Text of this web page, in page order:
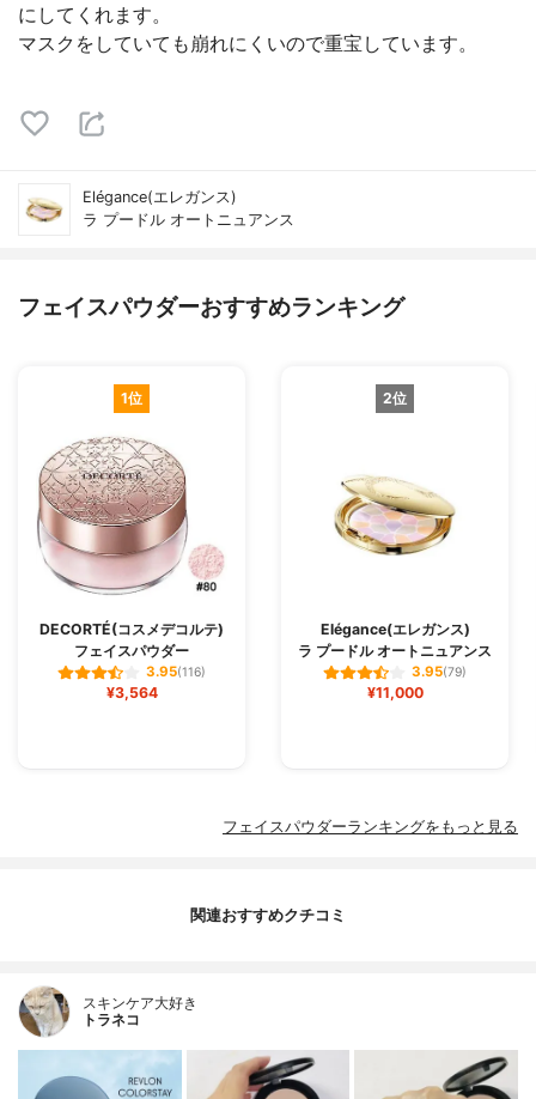
にしてくれます。
マスクをしていても崩れにくいので重宝しています。
Elégance(エレガンス)
ラ プードル オートニュアンス
フェイスパウダーおすすめランキング
1位
DECORTÉ(コスメデコルテ)
フェイスパウダー
3.95(116)
¥3,564
2位
Elégance(エレガンス)
ラ プードル オートニュアンス
3.95(79)
¥11,000
フェイスパウダーランキングをもっと見る
関連おすすめクチコミ
スキンケア大好き
トラネコ